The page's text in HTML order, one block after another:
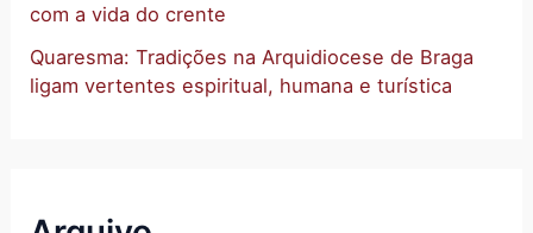
com a vida do crente
Quaresma: Tradições na Arquidiocese de Braga
ligam vertentes espiritual, humana e turística